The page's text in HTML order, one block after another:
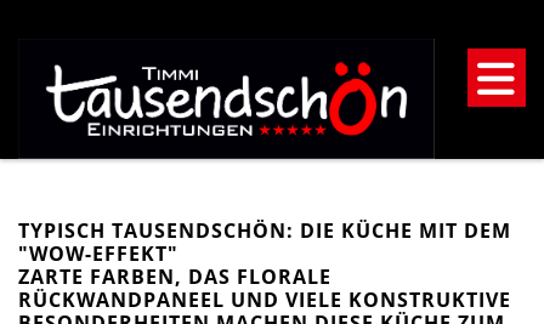
TYPISCH TAUSENDSCHÖN: DIE KÜCHE MIT DEM
"WOW-EFFEKT"
ZARTE FARBEN, DAS FLORALE
RÜCKWANDPANEEL UND VIELE KONSTRUKTIVE